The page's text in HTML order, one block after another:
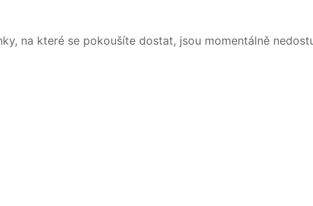
na které se pokoušíte dostat, jsou momentálně